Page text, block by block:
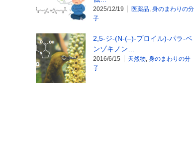
2025/12/19 医薬品 身のまわりの分
子
2,5-ジ-(N-(­­­­–)-プロイル)-パラ-ベ
ンゾキノン…
2016/6/15 天然物 身のまわりの分
子